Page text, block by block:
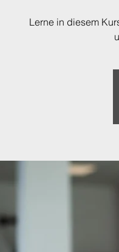
Lerne in diesem